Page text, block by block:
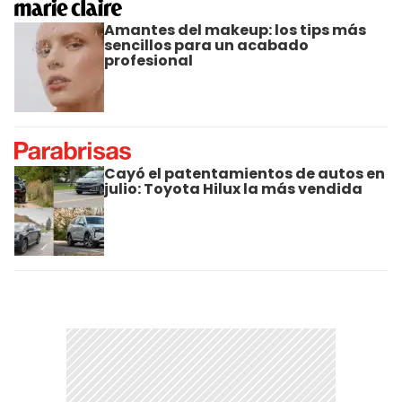
Amantes del makeup: los tips más
sencillos para un acabado
profesional
Cayó el patentamientos de autos en
julio: Toyota Hilux la más vendida